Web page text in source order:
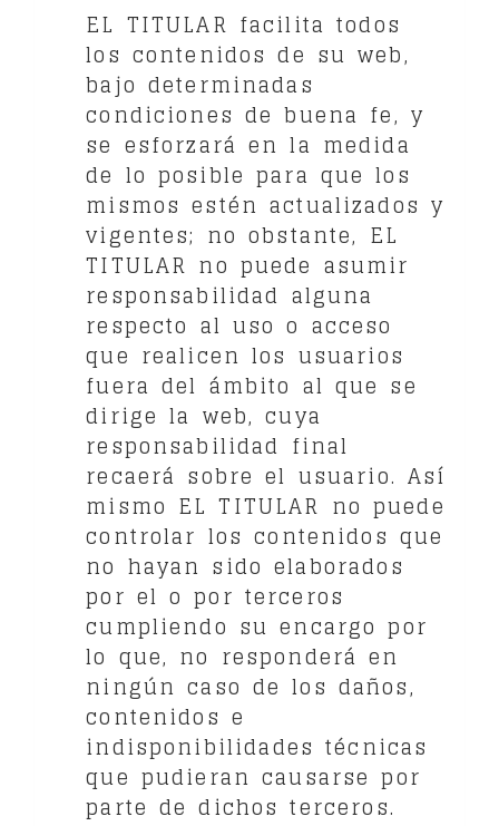
EL TITULAR facilita todos
los contenidos de su web,
bajo determinadas
condiciones de buena fe, y
se esforzará en la medida
de lo posible para que los
mismos estén actualizados y
vigentes; no obstante, EL
TITULAR no puede asumir
responsabilidad alguna
respecto al uso o acceso
que realicen los usuarios
fuera del ámbito al que se
dirige la web, cuya
responsabilidad final
recaerá sobre el usuario. Así
mismo EL TITULAR no puede
controlar los contenidos que
no hayan sido elaborados
por el o por terceros
cumpliendo su encargo por
lo que, no responderá en
ningún caso de los daños,
contenidos e
indisponibilidades técnicas
que pudieran causarse por
parte de dichos terceros.